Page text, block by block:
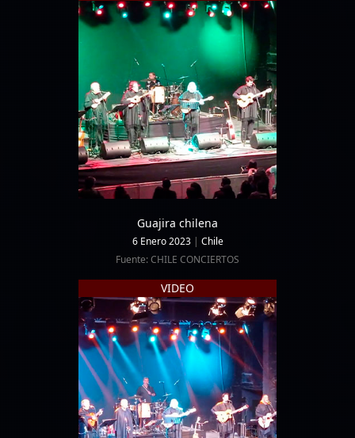
Guajira chilena
6 Enero 2023 | Chile
Fuente: CHILE CONCIERTOS
VIDEO